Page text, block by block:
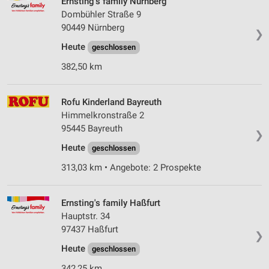
❯
Dombühler Straße 9
90449 Nürnberg
Heute
geschlossen
382,50 km
❯
Rofu Kinderland Bayreuth
Himmelkronstraße 2
95445 Bayreuth
Heute
geschlossen
313,03 km • Angebote: 2 Prospekte
❯
Ernsting's family Haßfurt
Hauptstr. 34
97437 Haßfurt
Heute
geschlossen
Erstellung von Profilen zur Personalisierung
von Inhalten
personalisierter Inhalte
Messung der Performance von Inhalten
Analyse von Zielgruppen durch Statistiken oder
Kombinationen von Daten aus verschiedenen
Verwendung reduzierter Daten zur Auswahl von